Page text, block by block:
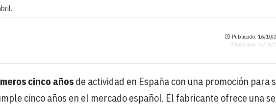
Publicado: 16/10/
Actualizado: 16/10/
cinco añosde actividad en España con una promoción para
cinco años en el mercado español. El fabricante ofrece una